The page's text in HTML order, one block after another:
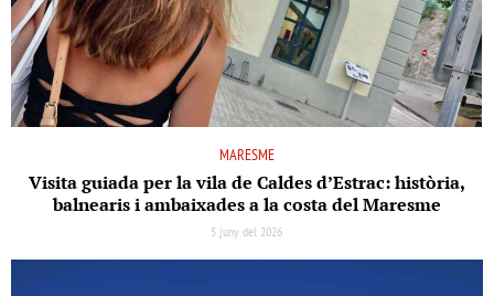
MARESME
Visita guiada per la vila de Caldes d’Estrac: història,
balnearis i ambaixades a la costa del Maresme
5 juny del 2026